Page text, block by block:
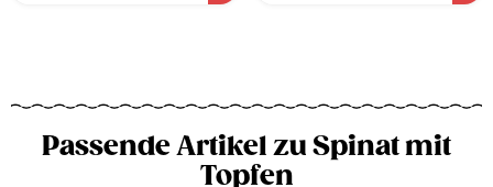
Passende Artikel zu Spinat mit
Topfen